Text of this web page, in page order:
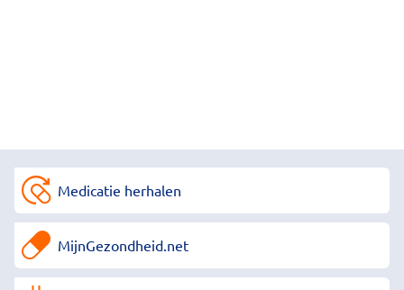
Medicatie herhalen
MijnGezondheid.net